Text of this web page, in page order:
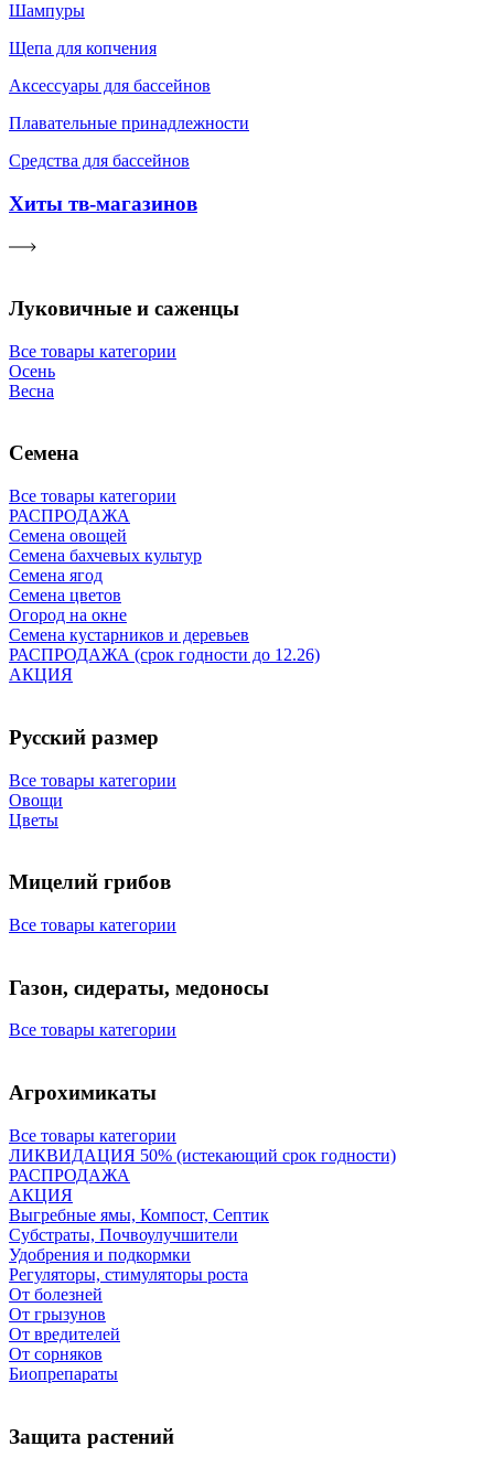
Шампуры
Щепа для копчения
Аксессуары для бассейнов
Плавательные принадлежности
Средства для бассейнов
Хиты тв-магазинов
Луковичные и саженцы
Все товары категории
Осень
Весна
Семена
Все товары категории
РАСПРОДАЖА
Семена овощей
Семена бахчевых культур
Семена ягод
Семена цветов
Огород на окне
Семена кустарников и деревьев
РАСПРОДАЖА (срок годности до 12.26)
АКЦИЯ
Русский размер
Все товары категории
Овощи
Цветы
Мицелий грибов
Все товары категории
Газон, сидераты, медоносы
Все товары категории
Агрохимикаты
Все товары категории
ЛИКВИДАЦИЯ 50% (истекающий срок годности)
РАСПРОДАЖА
АКЦИЯ
Выгребные ямы, Компост, Септик
Субстраты, Почвоулучшители
Удобрения и подкормки
Регуляторы, стимуляторы роста
От болезней
От грызунов
От вредителей
От сорняков
Биопрепараты
Защита растений